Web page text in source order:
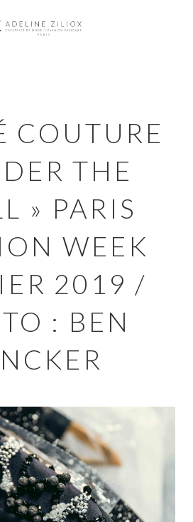
COUTURE
THE
» PARIS
WEEK
2019 /
: BEN